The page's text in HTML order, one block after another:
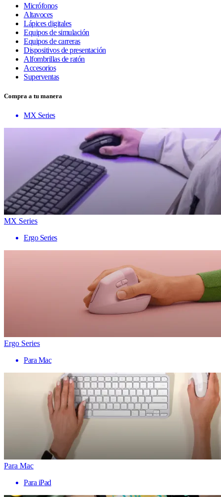
Micrófonos
Altavoces
Lápices digitales
Equipos de simulación
Equipos de carreras
Dispositivos de presentación
Alfombrillas de ratón
Accesorios
Superventas
Compra a tu manera
MX Series
MX Series
Ergo Series
Ergo Series
Para Mac
Para Mac
Para iPad